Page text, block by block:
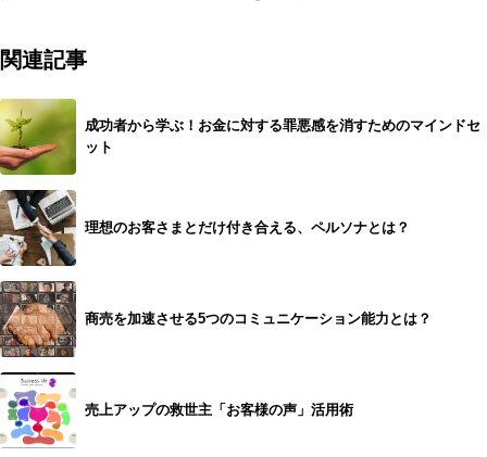
関連記事
成功者から学ぶ！お金に対する罪悪感を消すためのマインドセ
ット
理想のお客さまとだけ付き合える、ペルソナとは？
商売を加速させる5つのコミュニケーション能力とは？
売上アップの救世主「お客様の声」活用術